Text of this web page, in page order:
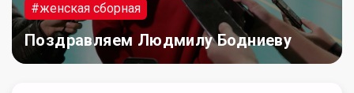
#женская сборная
Поздравляем Людмилу Бодниеву